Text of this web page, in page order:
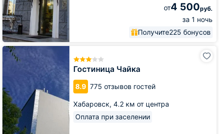
от4 500руб.
за 1 ночь
Получите225 бонусов
Гостиница Чайка
8.9 775 отзывов гостей
Хабаровск, 4.2 км от центра
Оплата при заселении
Гостиница
Чайка